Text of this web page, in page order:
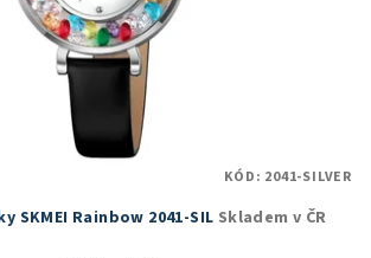
SKMEI Rainbow 2041-SIL Skladem v ČR
KÓD: 2041-SILVER